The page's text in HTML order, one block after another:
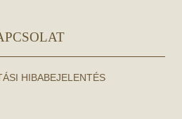
HIBABEJELENTÉS